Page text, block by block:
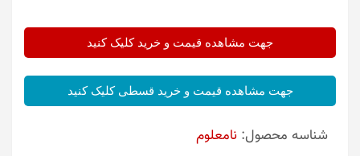
جهت مشاهده قیمت و خرید کلیک کنید
جهت مشاهده قیمت و خرید قسطی کلیک کنید
شناسه محصول: نامعلوم